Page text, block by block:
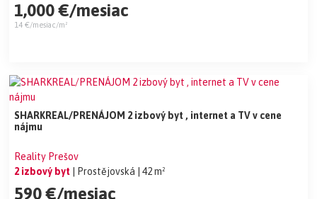
1,000 €/mesiac
14 €/mesiac/m²
SHARKREAL/PRENÁJOM 2 izbový byt , internet a TV v cene
nájmu
Reality Prešov
2 izbový byt
| Prostějovská | 42 m²
590 €/mesiac